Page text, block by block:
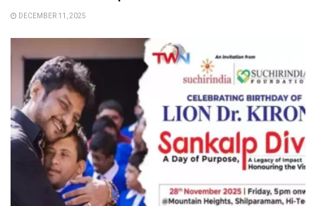
DECEMBER 11, 2025